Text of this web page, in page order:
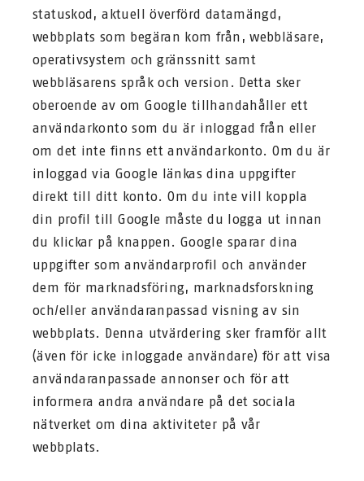
statuskod, aktuell överförd datamängd,
webbplats som begäran kom från, webbläsare,
operativsystem och gränssnitt samt
webbläsarens språk och version. Detta sker
oberoende av om Google tillhandahåller ett
användarkonto som du är inloggad från eller
om det inte finns ett användarkonto. Om du är
inloggad via Google länkas dina uppgifter
direkt till ditt konto. Om du inte vill koppla
din profil till Google måste du logga ut innan
du klickar på knappen. Google sparar dina
uppgifter som användarprofil och använder
dem för marknadsföring, marknadsforskning
och/eller användaranpassad visning av sin
webbplats. Denna utvärdering sker framför allt
(även för icke inloggade användare) för att visa
användaranpassade annonser och för att
informera andra användare på det sociala
nätverket om dina aktiviteter på vår
webbplats.